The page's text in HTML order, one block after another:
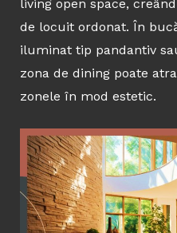
living open space,
de locuit ordonat. În
iluminat tip pandantiv
zona de dining poate
zonele în mod estetic.